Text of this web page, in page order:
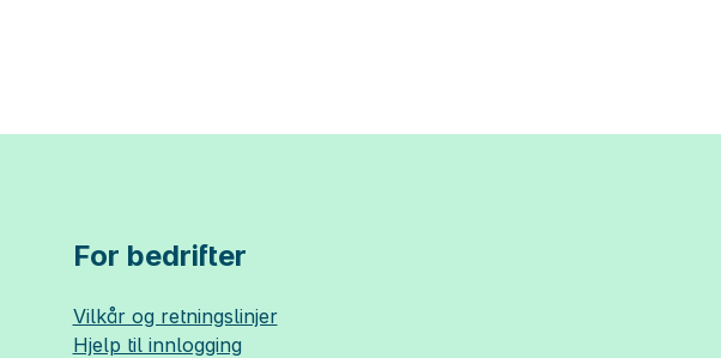
For bedrifter
Vilkår og retningslinjer
Hjelp til innlogging